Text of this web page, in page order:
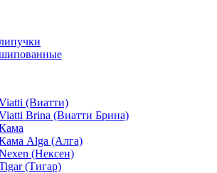
(Виатти)
Brina (Виатти Брина)
Alga (Алга)
(Нексен)
(Тигар)